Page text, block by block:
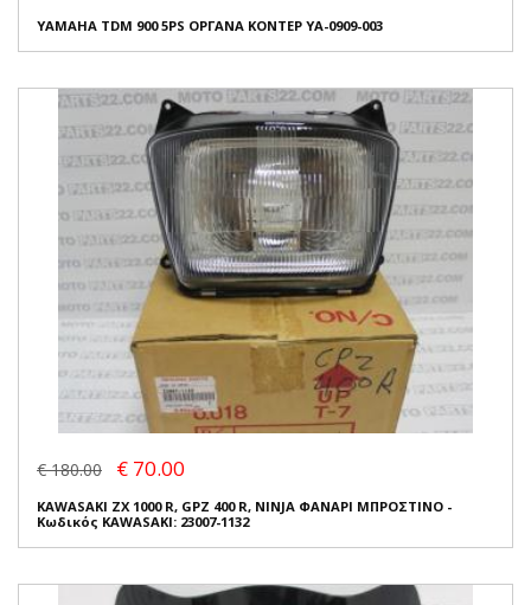
YAMAHA TDM 900 5PS ΟΡΓΑΝΑ ΚΟΝΤΕΡ YA-0909-003
€ 180.00 € 70.00
KAWASAKI ZX 1000 R, GPZ 400 R, NINJA ΦΑΝΑΡΙ ΜΠΡΟΣΤΙΝΟ -
Κωδικός KAWASAKI: 23007-1132